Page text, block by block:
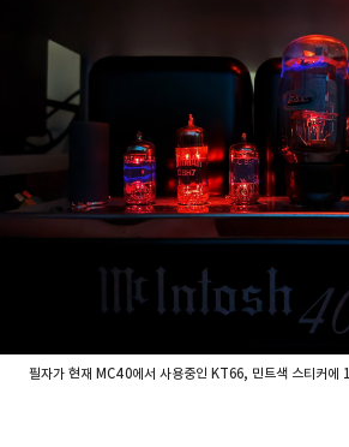
필자가 현재 MC40에서 사용중인 KT66, 민트색 스티커에